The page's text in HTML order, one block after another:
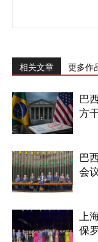
相关文章 更多作
巴
方
巴
会
上
保